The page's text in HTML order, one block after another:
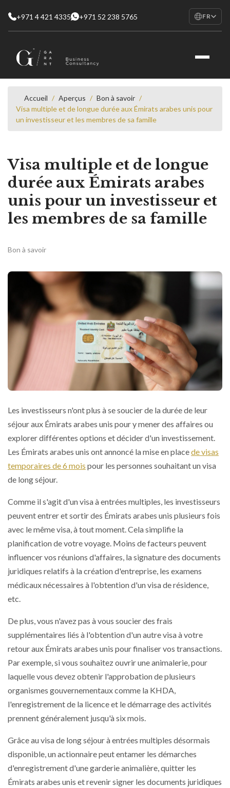
+971 4 421 4335 +971 52 238 5765 FR
AR
العربية
Accueil / Aperçus / Bon à savoir /
Visa multiple et de longue durée aux Émirats arabes unis pour
un investisseur et les membres de sa famille
Visa multiple et de longue
durée aux Émirats arabes
unis pour un investisseur et
les membres de sa famille
Bon à savoir
Les investisseurs n'ont plus à se soucier de la durée de leur
séjour aux Émirats arabes unis pour y mener des affaires ou
explorer différentes options et décider d'un investissement.
Les Émirats arabes unis ont annoncé la mise en placede visas
temporaires de 6 mois pour les personnes souhaitant un visa
de long séjour.
Comme il s'agit d'un visa à entrées multiples, les investisseurs
peuvent entrer et sortir des Émirats arabes unis plusieurs fois
avec le même visa, à tout moment. Cela simplifie la
planification de votre voyage. Moins de facteurs peuvent
influencer vos réunions d'affaires, la signature des documents
juridiques relatifs à la création d'entreprise, les examens
médicaux nécessaires à l'obtention d'un visa de résidence,
etc.
De plus, vous n'avez pas à vous soucier des frais
supplémentaires liés à l'obtention d'un autre visa à votre
retour aux Émirats arabes unis pour finaliser vos transactions.
Par exemple, si vous souhaitez ouvrir une animalerie, pour
laquelle vous devez obtenir l'approbation de plusieurs
organismes gouvernementaux comme la KHDA,
l'enregistrement de la licence et le démarrage des activités
prennent généralement jusqu'à six mois.
Grâce au visa de long séjour à entrées multiples désormais
disponible, un actionnaire peut entamer les démarches
d'enregistrement d'une garderie animalière, quitter les
Émirats arabes unis et revenir signer les documents juridiques